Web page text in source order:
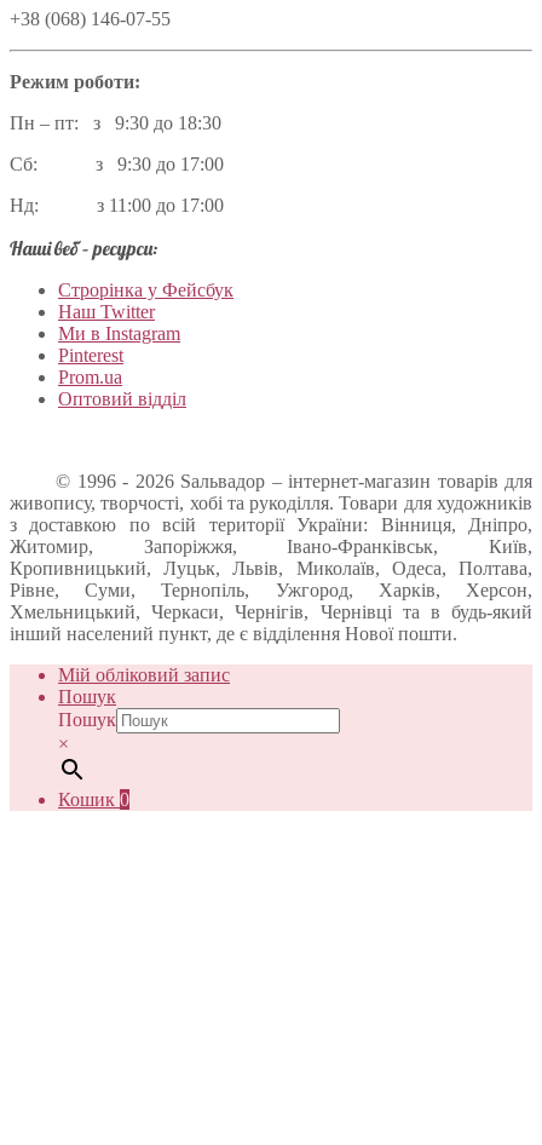
+38 (068) 146-07-55
Режим роботи:
Пн – пт: з 9:30 до 18:30
Сб: з 9:30 до 17:00
Нд: з 11:00 до 17:00
Наші веб – ресурси:
Строрінка у Фейсбук
Наш Twitter
Ми в Instagram
Pinterest
Prom.ua
Оптовий відділ
© 1996 - 2026 Sальвадор – інтернет-магазин товарів для
живопису, творчості, хобі та рукоділля. Товари для художників
з доставкою по всій території України: Вінниця, Дніпро,
Житомир, Запоріжжя, Івано-Франківськ, Київ,
Кропивницький, Луцьк, Львів, Миколаїв, Одеса, Полтава,
Рівне, Суми, Тернопіль, Ужгород, Харків, Херсон,
Хмельницький, Черкаси, Чернігів, Чернівці та в будь-який
інший населений пункт, де є відділення Нової пошти.
Мій обліковий запис
Пошук
Пошук
×
Кошик 0